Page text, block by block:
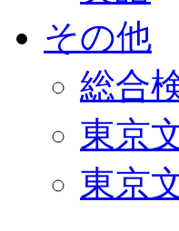
その他
総合
東京
東京